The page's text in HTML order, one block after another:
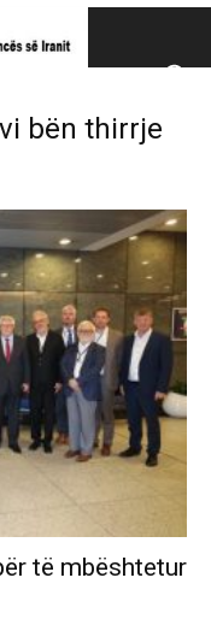
të
së Iranit (NCRI)
bën thirrje
të mbështetur